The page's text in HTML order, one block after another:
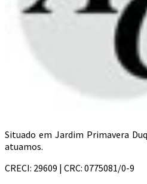
Situado em Jardim Primavera
atuamos.
CRECI: 29609 | CRC: 0775081/0-9